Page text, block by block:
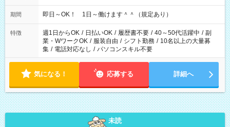
期間 即日～OK！ 1日～働けます＾＾（規定あり）
特徴 週1日からOK / 日払いOK / 履歴書不要 / 40～50代活躍中 / 副
業・WワークOK / 服装自由 / シフト勤務 / 10名以上の大量募
集 / 電話対応なし / パソコンスキル不要
気になる！ 応募する 詳細へ
未読